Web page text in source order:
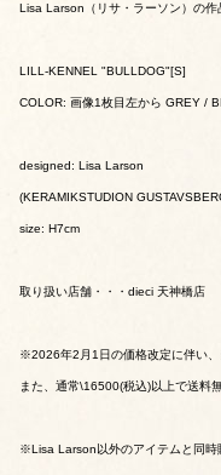
Lisa Larson（リサ・ラーソン）の作
LILL-KENNEL "BULLDOG"[S]
COLOR: 画像1枚目左から GREY /
designed: Lisa Larson
(KERAMIKSTUDION
size: H7cm
取り扱い店舗・・・dieci 天神橋店
※2026年2月1日の価格改定に伴い、
また、通常\16500(税込)以上で送料
※Lisa Larson以外のアイテムと同時